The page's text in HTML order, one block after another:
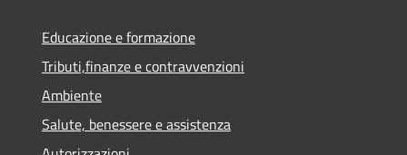
Educazione e formazione
Tributi,finanze e contravvenzioni
Ambiente
Salute, benessere e assistenza